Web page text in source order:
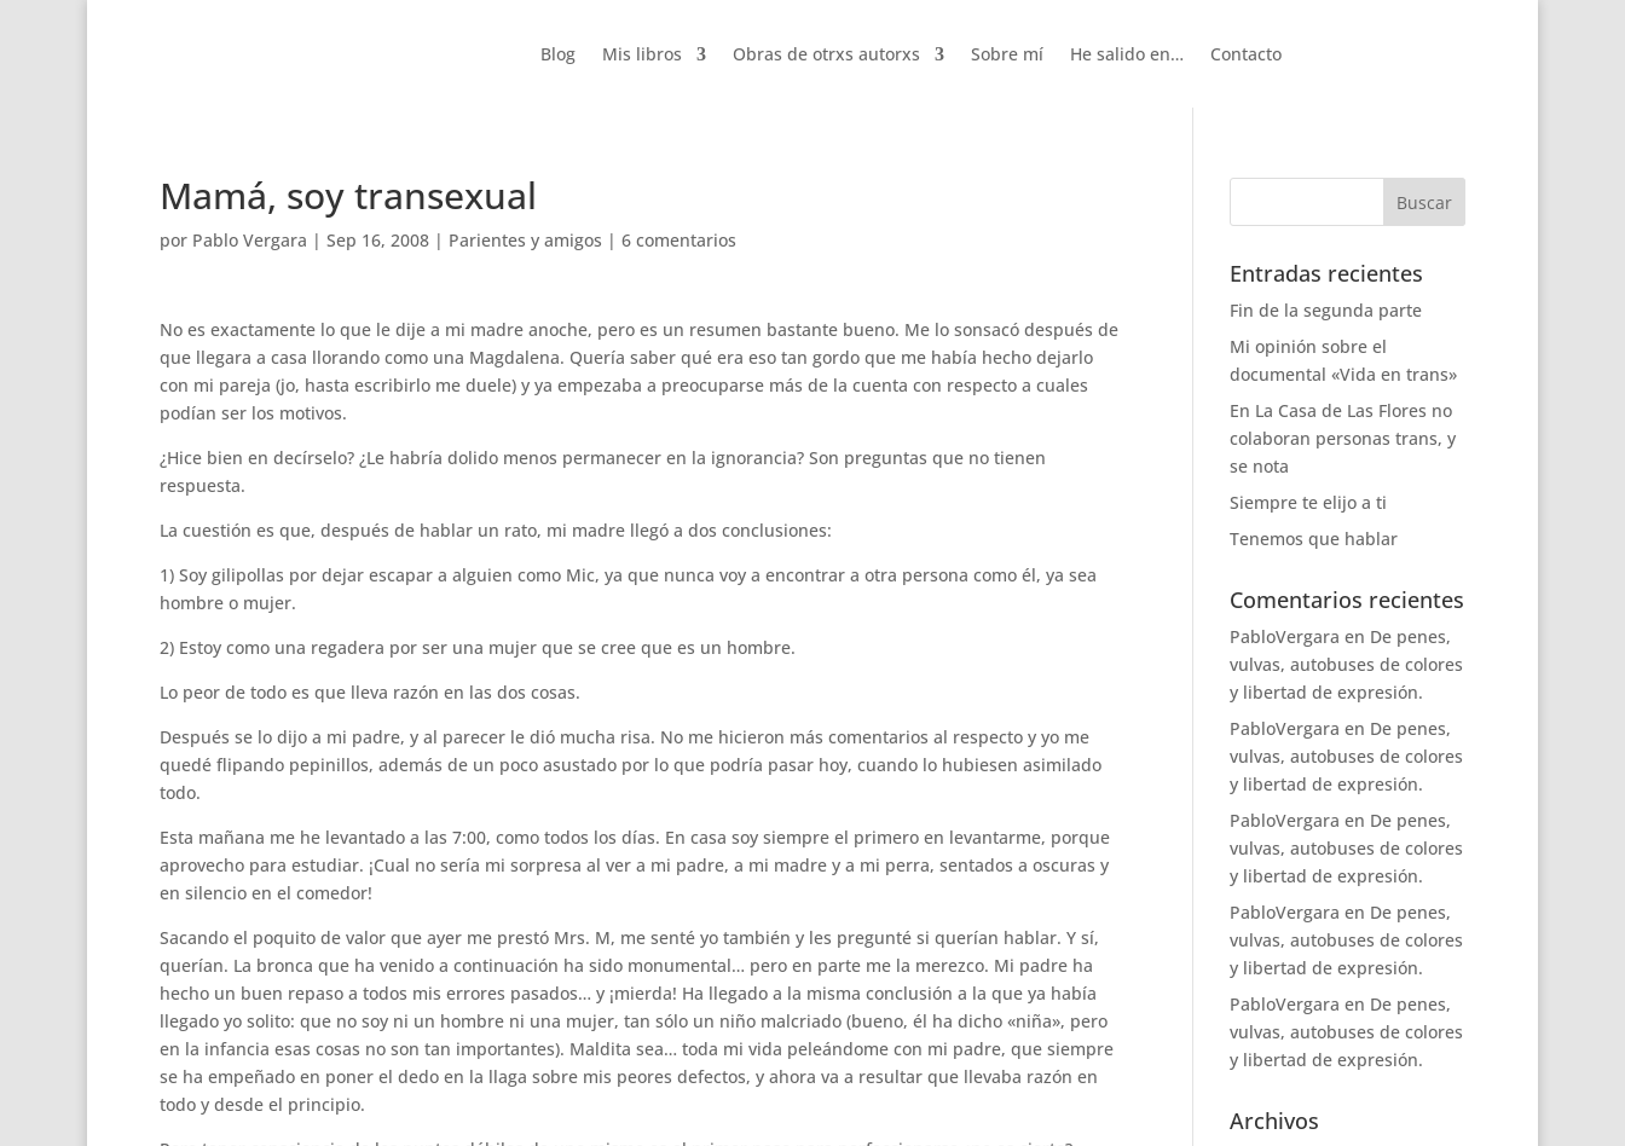
Blog Mis libros Obras de otrxs autorxs Sobre mí He salido en… Contacto
Mamá, soy transexual
por Pablo Vergara | Sep 16, 2008 | Parientes y amigos | 6 comentarios
No es exactamente lo que le dije a mi madre anoche, pero es un resumen bastante bueno. Me lo sonsacó después de
que llegara a casa llorando como una Magdalena. Quería saber qué era eso tan gordo que me había hecho dejarlo
con mi pareja (jo, hasta escribirlo me duele) y ya empezaba a preocuparse más de la cuenta con respecto a cuales
podían ser los motivos.
¿Hice bien en decírselo? ¿Le habría dolido menos permanecer en la ignorancia? Son preguntas que no tienen
respuesta.
La cuestión es que, después de hablar un rato, mi madre llegó a dos conclusiones:
1) Soy gilipollas por dejar escapar a alguien como Mic, ya que nunca voy a encontrar a otra persona como él, ya sea
hombre o mujer.
2) Estoy como una regadera por ser una mujer que se cree que es un hombre.
Lo peor de todo es que lleva razón en las dos cosas.
Después se lo dijo a mi padre, y al parecer le dió mucha risa. No me hicieron más comentarios al respecto y yo me
quedé flipando pepinillos, además de un poco asustado por lo que podría pasar hoy, cuando lo hubiesen asimilado
todo.
Esta mañana me he levantado a las 7:00, como todos los días. En casa soy siempre el primero en levantarme, porque
aprovecho para estudiar. ¡Cual no sería mi sorpresa al ver a mi padre, a mi madre y a mi perra, sentados a oscuras y
en silencio en el comedor!
Sacando el poquito de valor que ayer me prestó Mrs. M, me senté yo también y les pregunté si querían hablar. Y sí,
querían. La bronca que ha venido a continuación ha sido monumental… pero en parte me la merezco. Mi padre ha
hecho un buen repaso a todos mis errores pasados… y ¡mierda! Ha llegado a la misma conclusión a la que ya había
llegado yo solito: que no soy ni un hombre ni una mujer, tan sólo un niño malcriado (bueno, él ha dicho «niña», pero
en la infancia esas cosas no son tan importantes). Maldita sea… toda mi vida peleándome con mi padre, que siempre
se ha empeñado en poner el dedo en la llaga sobre mis peores defectos, y ahora va a resultar que llevaba razón en
todo y desde el principio.
Entradas recientes
Fin de la segunda parte
Mi opinión sobre el
documental «Vida en trans»
En La Casa de Las Flores no
colaboran personas trans, y
se nota
Siempre te elijo a ti
Tenemos que hablar
Comentarios recientes
PabloVergara en De penes,
vulvas, autobuses de colores
y libertad de expresión.
PabloVergara en De penes,
vulvas, autobuses de colores
y libertad de expresión.
PabloVergara en De penes,
vulvas, autobuses de colores
y libertad de expresión.
PabloVergara en De penes,
vulvas, autobuses de colores
y libertad de expresión.
PabloVergara en De penes,
vulvas, autobuses de colores
y libertad de expresión.
Archivos